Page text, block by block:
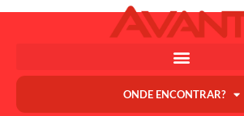
ONDE ENCONTRAR?